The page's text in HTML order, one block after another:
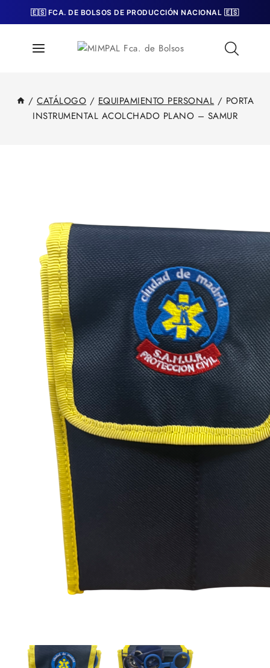
to
🇪🇸 FCA. DE BOLSOS DE PRODUCCIÓN NACIONAL 🇪🇸
/ CATÁLOGO / EQUIPAMIENTO PERSONAL / PORTA
INSTRUMENTAL ACOLCHADO PLANO – SAMUR